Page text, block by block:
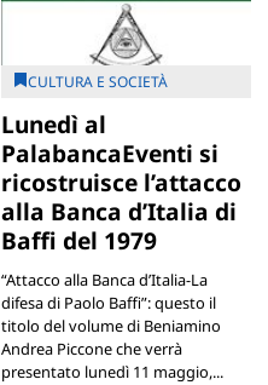
CULTURA E SOCIETÀ
Lunedì al
PalabancaEventi si
ricostruisce l’attacco
alla Banca d’Italia di
Baffi del 1979
“Attacco alla Banca d’Italia-La
difesa di Paolo Baffi”: questo il
titolo del volume di Beniamino
Andrea Piccone che verrà
presentato lunedì 11 maggio,...